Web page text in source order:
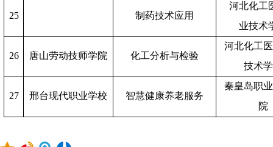
25 制药技术应用
河北化工
业技术
26 唐山劳动技师学院 化工分析与检验
河北化工
技术
27 邢台现代职业学校 智慧健康养老服务
秦皇岛职
院